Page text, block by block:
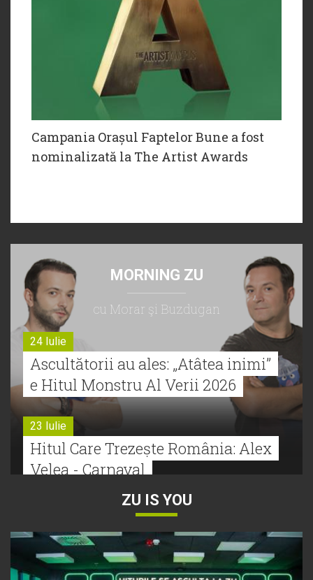
Campania Orașul Faptelor Bune a fost
nominalizată la The Artist Awards
MORNING ZU
cu Morar şi Buzdugan
24 Iulie
Ascultătorii au ales: „Atâtea inimi”
e Hitul Monstru Al Verii 2026
23 Iulie
Hitul Care Trezește România: Alex
Velea - Carnaval
Bătălie strânsă la Hitul Monstru Al
Verii: Cabron versus Faydee
ZU IS YOU